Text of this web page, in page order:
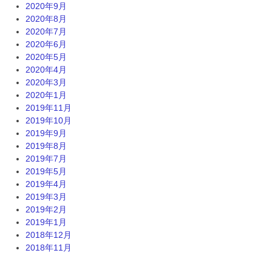
2020年9月
2020年8月
2020年7月
2020年6月
2020年5月
2020年4月
2020年3月
2020年1月
2019年11月
2019年10月
2019年9月
2019年8月
2019年7月
2019年5月
2019年4月
2019年3月
2019年2月
2019年1月
2018年12月
2018年11月